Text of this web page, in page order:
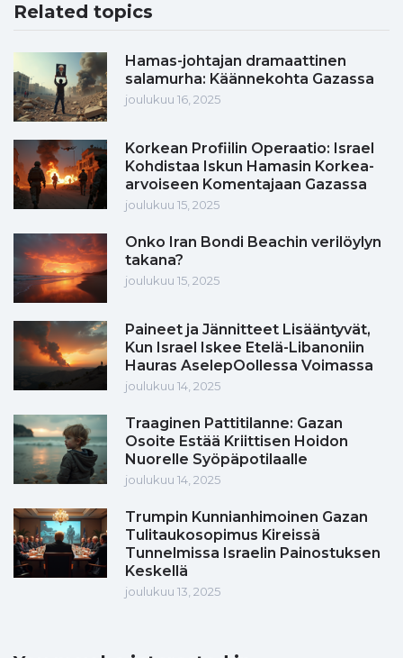
Related topics
Hamas-johtajan dramaattinen
salamurha: Käännekohta Gazassa
joulukuu 16, 2025
Korkean Profiilin Operaatio: Israel
Kohdistaa Iskun Hamasin Korkea-
arvoiseen Komentajaan Gazassa
joulukuu 15, 2025
Onko Iran Bondi Beachin verilöylyn
takana?
joulukuu 15, 2025
Paineet ja Jännitteet Lisääntyvät,
Kun Israel Iskee Etelä-Libanoniin
Hauras AselepOollessa Voimassa
joulukuu 14, 2025
Traaginen Pattitilanne: Gazan
Osoite Estää Kriittisen Hoidon
Nuorelle Syöpäpotilaalle
joulukuu 14, 2025
Trumpin Kunnianhimoinen Gazan
Tulitaukosopimus Kireissä
Tunnelmissa Israelin Painostuksen
Keskellä
joulukuu 13, 2025